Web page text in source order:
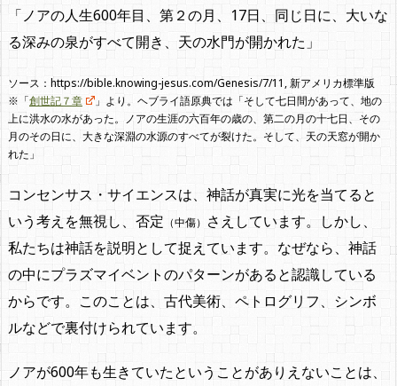
「ノアの人生600年目、第２の月、17日、同じ日に、大いな
る深みの泉がすべて開き、天の水門が開かれた」
ソース：https://bible.knowing-jesus.com/Genesis/7/11, 新アメリカ標準版
※「創世記７章
」より。ヘブライ語原典では「そして七日間があって、地の
上に洪水の水があった。ノアの生涯の六百年の歳の、第二の月の十七日、その
月のその日に、大きな深淵の水源のすべてが裂けた。そして、天の天窓が開か
れた」
コンセンサス・サイエンスは、神話が真実に光を当てると
いう考えを無視し、否定 （中傷） さえしています。しかし、
私たちは神話を説明として捉えています。なぜなら、神話
の中にプラズマイベントのパターンがあると認識している
からです。このことは、古代美術、ペトログリフ、シンボ
ルなどで裏付けられています。
ノアが600年も生きていたということがありえないことは、